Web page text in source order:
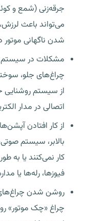
جرقه‌زنی (شمع و
می‌تواند باعث
شدن ناگهانی
مشکلات در سیستم
چراغ‌های جلو،
از سیستم روشنایی
اتصالی در مدار
از کار افتادن
بالابر، سیستم
کار نمی‌کنند یا به
فیوزها، رله‌ها یا
روشن شدن
چراغ «چک موتور»